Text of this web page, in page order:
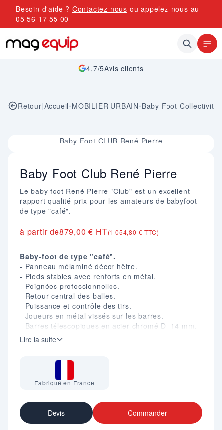
Allez au contenu
Besoin d'aide ? Contactez-nous ou appelez-nous au
05 56 17 55 00
4,7/5Avis clients
Retour|Accueil•MOBILIER URBAIN•Baby Foot Collectivités
Baby Foot CLUB René Pierre
Baby Foot Club René Pierre
Le baby foot René Pierre "Club" est un excellent
rapport qualité-prix pour les amateurs de babyfoot
de type "café".
à partir de879,00 € HT(1 054,80 € TTC)
Baby-foot de type "café".
- Panneau mélaminé décor hêtre.
- Pieds stables avec renforts en métal.
- Poignées professionnelles.
- Retour central des balles.
- Puissance et contrôle des tirs.
- Joueurs en métal vissés sur les barres.
- Barres télescopiques en acier chromé D. 14 mm.
- Paliers de glisse en métal avec amortisseurs en
acier trempé.
- Double compteur de points.
- Livré avec 2 balles en liège.
- Poids : 76 Kg.
- Garantie : 2 ans.
- Fabrication française.
Lire la suite
Fabriqué en France
Devis Commander